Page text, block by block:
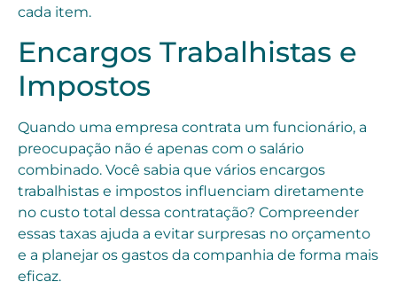
cada item.
Encargos Trabalhistas e
Impostos
Quando uma empresa contrata um funcionário, a
preocupação não é apenas com o salário
combinado. Você sabia que vários encargos
trabalhistas e impostos influenciam diretamente
no custo total dessa contratação? Compreender
essas taxas ajuda a evitar surpresas no orçamento
e a planejar os gastos da companhia de forma mais
eficaz.